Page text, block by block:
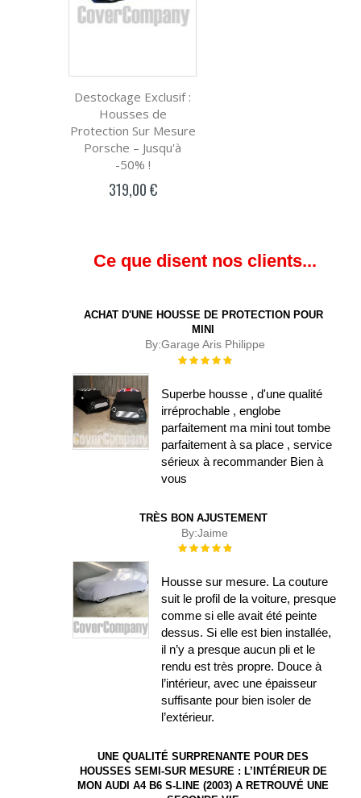
Destockage Exclusif :
Housses de
Protection Sur Mesure
Porsche – Jusqu'à
-50% !
319,00 €
Ce que disent nos clients...
ACHAT D'UNE HOUSSE DE PROTECTION POUR
MINI
By:Garage Aris Philippe
Évaluation :
Superbe housse , d'une qualité
irréprochable , englobe
parfaitement ma mini tout tombe
parfaitement à sa place , service
sérieux à recommander Bien à
vous
TRÈS BON AJUSTEMENT
By:Jaime
Évaluation :
Housse sur mesure. La couture
suit le profil de la voiture, presque
comme si elle avait été peinte
dessus. Si elle est bien installée,
il n’y a presque aucun pli et le
rendu est très propre. Douce à
l’intérieur, avec une épaisseur
suffisante pour bien isoler de
l’extérieur.
UNE QUALITÉ SURPRENANTE POUR DES
HOUSSES SEMI-SUR MESURE : L’INTÉRIEUR DE
MON AUDI A4 B6 S-LINE (2003) A RETROUVÉ UNE